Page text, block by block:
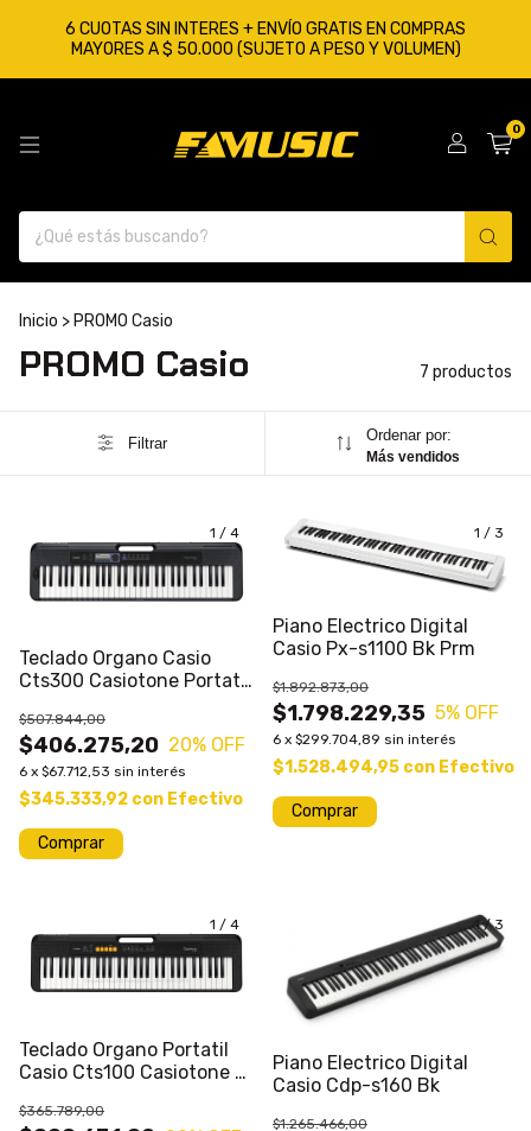
6 CUOTAS SIN INTERES + ENVÍO GRATIS EN COMPRAS
MAYORES A $ 50.000 (SUJETO A PESO Y VOLUMEN)
0
Inicio > PROMO Casio
PROMO Casio 7 productos
Filtrar Ordenar por:
Más vendidos
1 / 4
Teclado Organo Casio
Cts300 Casiotone Portatil
$406.275,20
$507.844,00
20% OFF
6 x $67.712,53 sin interés
$345.333,92 con Efectivo
1 / 3
Piano Electrico Digital
Casio Px-s1100 Bk Prm
$1.798.229,35
$1.892.873,00
5% OFF
6 x $299.704,89 sin interés
$1.528.494,95 con Efectivo
Comprar
1 / 4
Teclado Organo Portatil
Casio Cts100 Casiotone 5
$365.789,00
1/3
Piano Electrico Digital
Casio Cdp-s160 Bk
$1.265.466,00